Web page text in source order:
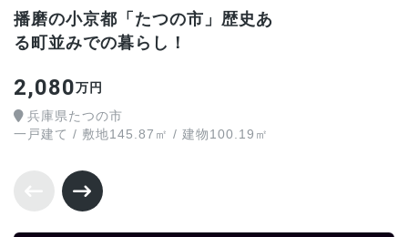
播磨の小京都「たつの市」歴史あ
る町並みでの暮らし！
2,080万円
兵庫県たつの市
一戸建て / 敷地145.87㎡ / 建物100.19㎡